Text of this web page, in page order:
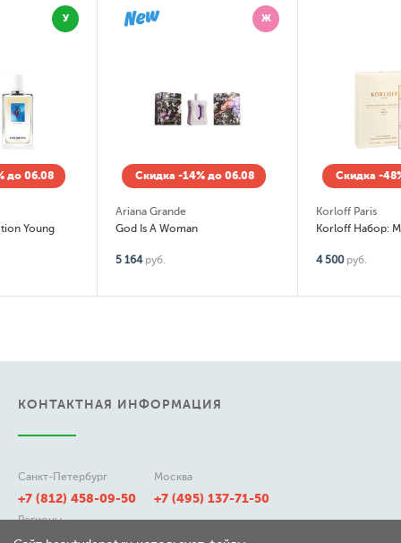
Скидка -14% до 06.08
God Is A Woman
Скидка -48%
Korloff Набор: Miss (edp) 10мл, Lady (edp) 10мл, Korlove (edp) 10мл
КОНТАКТНАЯ ИНФОРМАЦИЯ
Санкт-Петербург
+7 (812) 458-09-50
Москва
+7 (495) 137-71-50
Регионы